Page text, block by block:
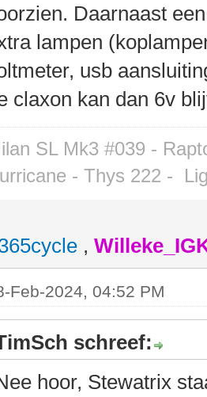
Daarnaast
lampen
usb
claxon kan dan 6v
SL Mk3 #039 -
- Thys 222 -
,
Feb-2024, 04:52 PM
schreef:
hoor, Stewatrix